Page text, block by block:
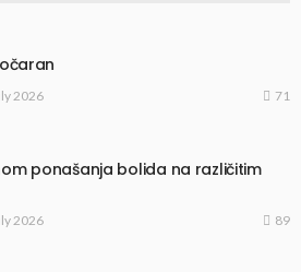
2026 71
ponašanja bolida na različitim
2026 89